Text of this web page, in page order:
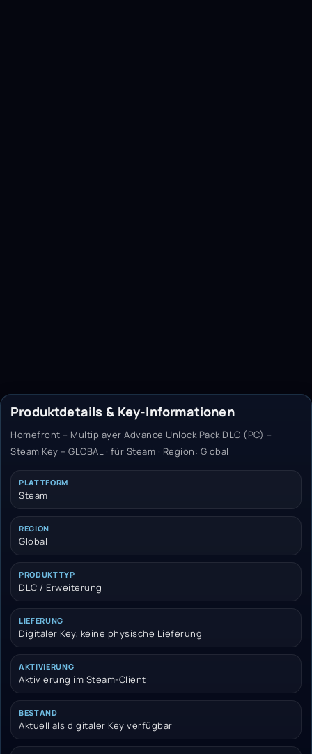
Produktdetails & Key-Informationen
Homefront – Multiplayer Advance Unlock Pack DLC (PC) –
Steam Key – GLOBAL · für Steam · Region: Global
PLATTFORM
Steam
REGION
Global
PRODUKTTYP
DLC / Erweiterung
LIEFERUNG
Digitaler Key, keine physische Lieferung
AKTIVIERUNG
Aktivierung im Steam-Client
BESTAND
Aktuell als digitaler Key verfügbar